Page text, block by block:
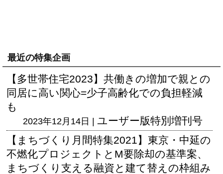
最近の特集企画
【多世帯住宅2023】共働きの増加で親との
同居に高い関心=少子高齢化での負担軽減
も
2023年12月14日 | ユーザー版特別増刊号
【まちづくり月間特集2021】東京・中延の
不燃化プロジェクトとM要除却の基準案、
まちづくり支える融資と建て替えの枠組み